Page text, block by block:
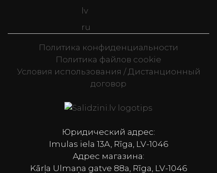
lv
ru
Политика конфиденциальности
Политика файлов cookie
Условия использования / Дистанционный
договор
Юридический адрес:
Imulas iela 13A, Rīga, LV-1046
Адрес магазина:
Kārļa Ulmaņa gatve 88a, Rīga, LV-1046